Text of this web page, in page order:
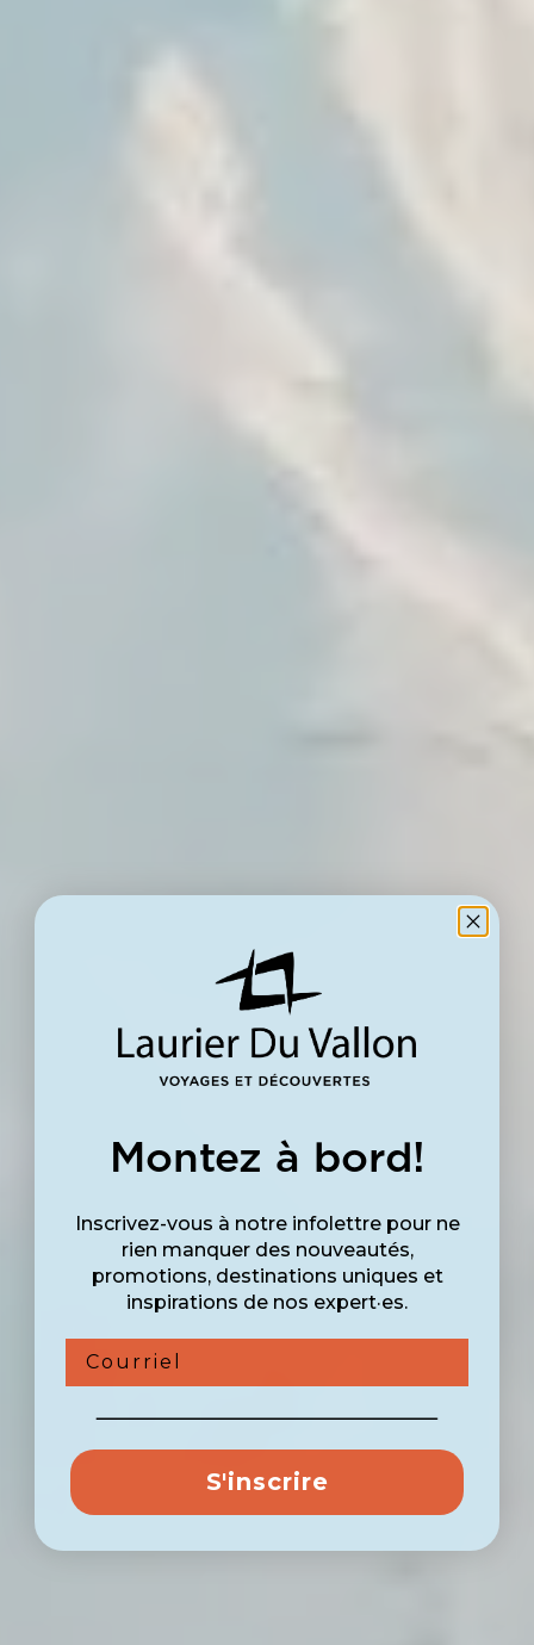
Montez à bord!
Inscrivez-vous à notre infolettre pour ne
rien manquer des nouveautés,
promotions, destinations uniques et
inspirations de nos expert·es.
Courriel
S'inscrire